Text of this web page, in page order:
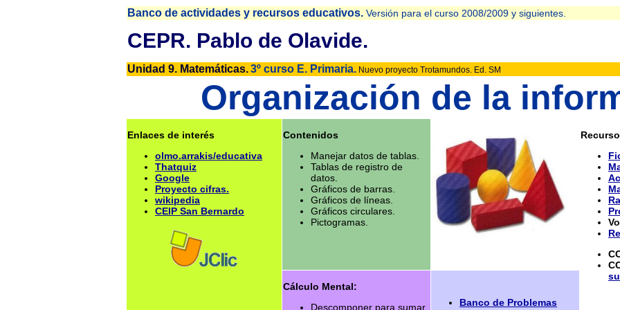
Banco de actividades y recursos educativos. Versión para el curso 2008/2009 y siguientes.
CEPR. Pablo de Olavide.
Unidad 9. Matemáticas.3º curso E. Primaria. Nuevo proyecto Trotamundos. Ed. SM
Organización de la
Enlaces de interés
olmo.arrakis/educativa
Thatquiz
Google
Proyecto cifras.
wikipedia
CEIP San Bernardo
Contenidos
Manejar datos de tablas.
Tablas de registro de
datos.
Gráficos de barras.
Gráficos de líneas.
Gráficos circulares.
Pictogramas.
Cálculo Mental:
Descomponer para sumar
Banco de Problemas